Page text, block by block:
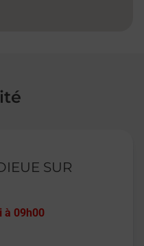
SUR
à 09h00